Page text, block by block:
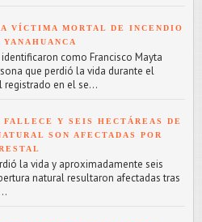
VÍCTIMA MORTAL DE INCENDIO
como Francisco Mayta
que perdió la vida durante el
en el se...
FALLECE Y SEIS HECTÁREAS DE
SON AFECTADAS POR
la vida y aproximadamente seis
natural resultaron afectadas tras